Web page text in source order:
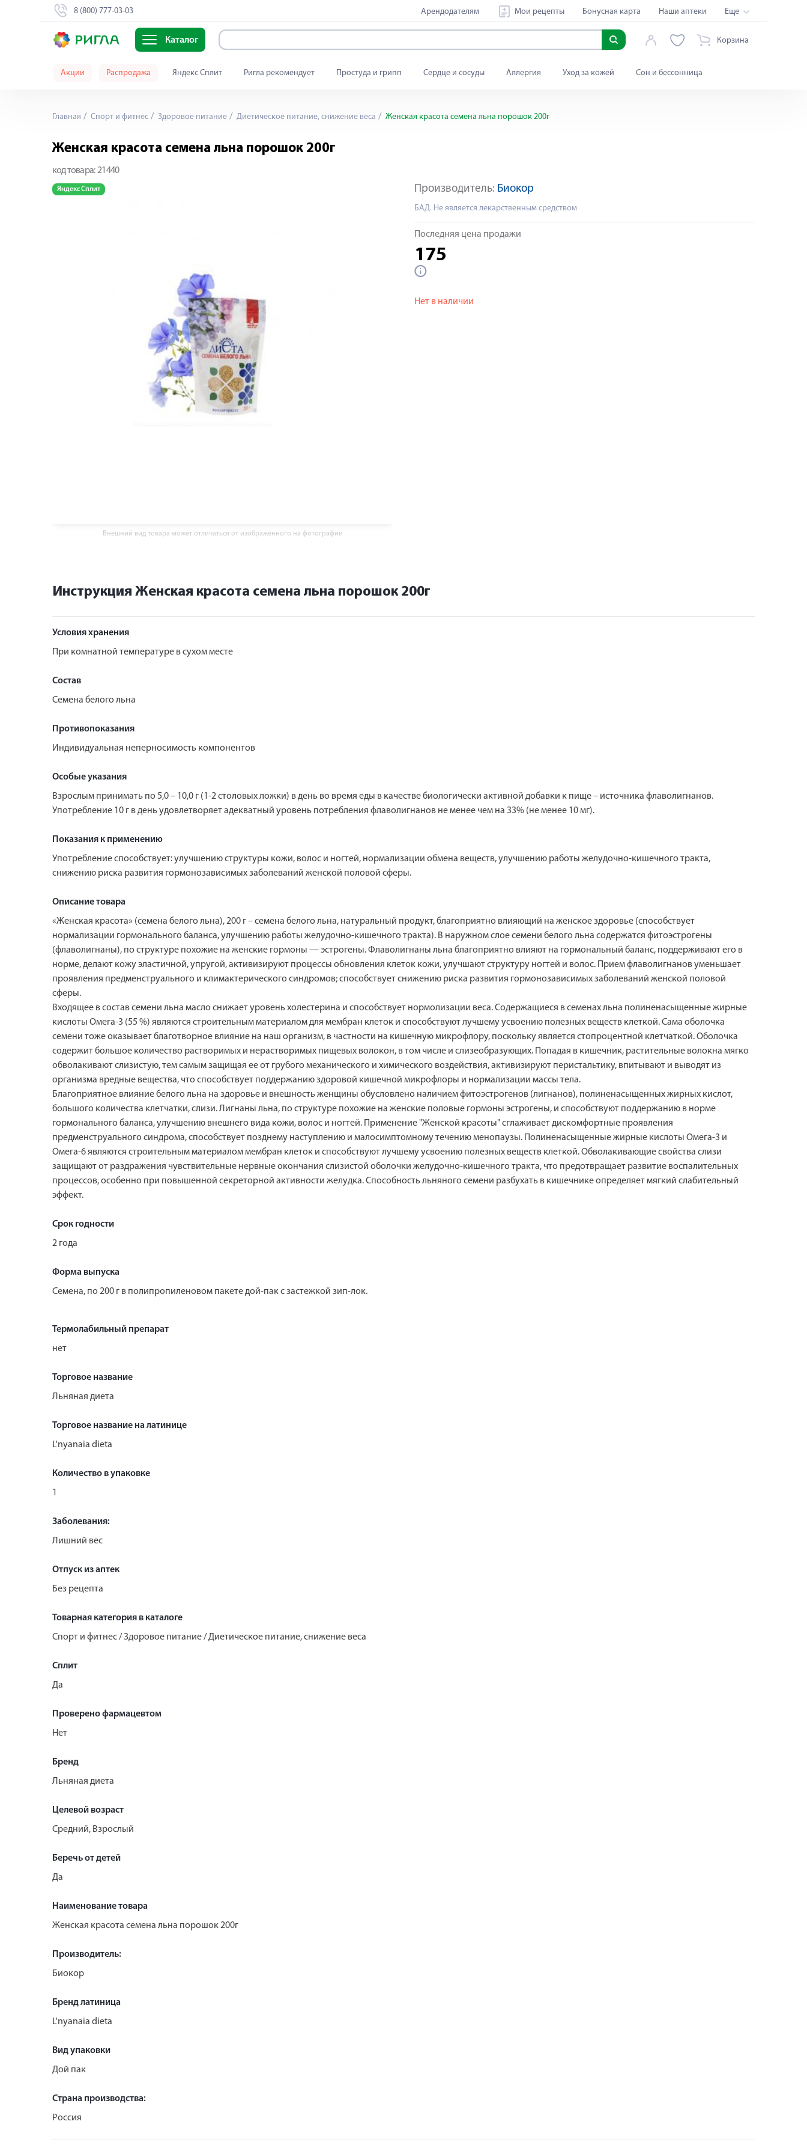
8 (800) 777-03-03 Арендодателям Мои рецепты Бонусная карта Наши аптеки Еще
Каталог Корзина
Акции Распродажа Яндекс Сплит Ригла рекомендует Простуда и грипп Сердце и сосуды Аллергия Уход за кожей Сон и бессонница
Главная Спорт и фитнес Здоровое питание Диетическое питание, снижение веса Женская красота семена льна порошок 200г
Женская красота семена льна порошок 200г
код товара: 21440
Яндекс Сплит
Внешний вид товара может отличаться от изображённого на фотографии
Производитель: Биокор
БАД. Не является лекарственным средством
Последняя цена продажи
175
Нет в наличии
Инструкция Женская красота семена льна порошок 200г
Условия хранения
При комнатной температуре в сухом месте
Состав
Семена белого льна
Противопоказания
Индивидуальная неперносимость компонентов
Особые указания
Взрослым принимать по 5,0 – 10,0 г (1-2 столовых ложки) в день во время еды в качестве биологически активной добавки к пище – источника флаволигнанов.
Употребление 10 г в день удовлетворяет адекватный уровень потребления флаволигнанов не менее чем на 33% (не менее 10 мг).
Показания к применению
Употребление способствует: улучшению структуры кожи, волос и ногтей, нормализации обмена веществ, улучшению работы желудочно-кишечного тракта,
снижению риска развития гормонозависимых заболеваний женской половой сферы.
Описание товара
«Женская красота» (семена белого льна), 200 г – семена белого льна, натуральный продукт, благоприятно влияющий на женское здоровье (способствует
нормализации гормонального баланса, улучшению работы желудочно-кишечного тракта). В наружном слое семени белого льна содержатся фитоэстрогены
(флаволигнаны), по структуре похожие на женские гормоны — эстрогены. Флаволигнаны льна благоприятно влияют на гормональный баланс, поддерживают его в
норме, делают кожу эластичной, упругой, активизируют процессы обновления клеток кожи, улучшают структуру ногтей и волос. Прием флаволигнанов уменьшает
проявления предменструального и климактерического синдромов; способствует снижению риска развития гормонозависимых заболеваний женской половой
сферы.
Входящее в состав семени льна масло снижает уровень холестерина и способствует нормолизации веса. Содержащиеся в семенах льна полиненасыщенные жирные
кислоты Омега-3 (55 %) являются строительным материалом для мембран клеток и способствуют лучшему усвоению полезных веществ клеткой. Сама оболочка
семени тоже оказывает благотворное влияние на наш организм, в частности на кишечную микрофлору, поскольку является стопроцентной клетчаткой. Оболочка
содержит большое количество растворимых и нерастворимых пищевых волокон, в том числе и слизеобразующих. Попадая в кишечник, растительные волокна мягко
обволакивают слизистую, тем самым защищая ее от грубого механического и химического воздействия, активизируют перистальтику, впитывают и выводят из
организма вредные вещества, что способствует поддержанию здоровой кишечной микрофлоры и нормализации массы тела.
Благоприятное влияние белого льна на здоровье и внешность женщины обусловлено наличием фитоэстрогенов (лигнанов), полиненасыщенных жирных кислот,
большого количества клетчатки, слизи. Лигнаны льна, по структуре похожие на женские половые гормоны эстрогены, и способствуют поддержанию в норме
гормонального баланса, улучшению внешнего вида кожи, волос и ногтей. Применение "Женской красоты" сглаживает дискомфортные проявления
предменструального синдрома, способствует позднему наступлению и малосимптомному течению менопаузы. Полиненасыщенные жирные кислоты Омега-3 и
Омега-6 являются строительным материалом мембран клеток и способствуют лучшему усвоению полезных веществ клеткой. Обволакивающие свойства слизи
защищают от раздражения чувствительные нервные окончания слизистой оболочки желудочно-кишечного тракта, что предотвращает развитие воспалительных
процессов, особенно при повышенной секреторной активности желудка. Способность льняного семени разбухать в кишечнике определяет мягкий слабительный
эффект.
Срок годности
2 года
Форма выпуска
Семена, по 200 г в полипропиленовом пакете дой-пак с застежкой зип-лок.
Термолабильный препарат
нет
Торговое название
Льняная диета
Торговое название на латинице
L'nyanaia dieta
Количество в упаковке
1
Заболевания:
Лишний вес
Отпуск из аптек
Без рецепта
Товарная категория в каталоге
Спорт и фитнес / Здоровое питание / Диетическое питание, снижение веса
Сплит
Да
Проверено фармацевтом
Нет
Бренд
Льняная диета
Целевой возраст
Средний, Взрослый
Беречь от детей
Да
Наименование товара
Женская красота семена льна порошок 200г
Производитель:
Биокор
Бренд латиница
L'nyanaia dieta
Вид упаковки
Дой пак
Страна производства:
Россия